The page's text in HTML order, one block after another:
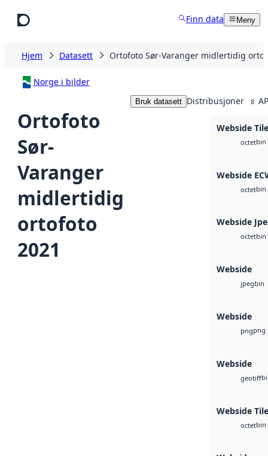
Finn data Meny
Hjem Datasett Ortofoto Sør-Varanger midlertidig
Norge i bilder
Ortofoto
Sør-
Varanger
midlertidig
ortofoto
2021
Bruk datasett Distribusjoner 8
Webside
octetbin
Webside
octetbin
Webside
octetbin
Webside
jpegbin
Webside
pngpng
Webside
geotiff
Webside
octetbin